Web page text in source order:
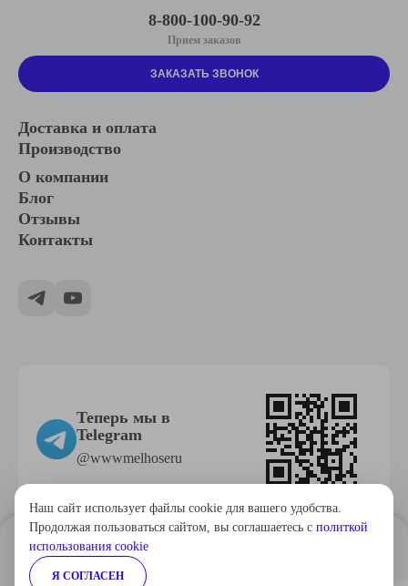
Доставка и оплата
Производство
О компании
Блог
Отзывы
Контакты
8-800-100-90-92
Прием заказов
ЗАКАЗАТЬ ЗВОНОК
Теперь мы в
Telegram
@wwwmelhoseru
Политика конфиденциальности
Согласие на обработку персональных данных
ТехнологииStranke.ru
Наш сайт использует файлы cookie для вашего удобства.
Продолжая пользоваться сайтом, вы соглашаетесь с политкой
использования cookie
Я СОГЛАСЕН